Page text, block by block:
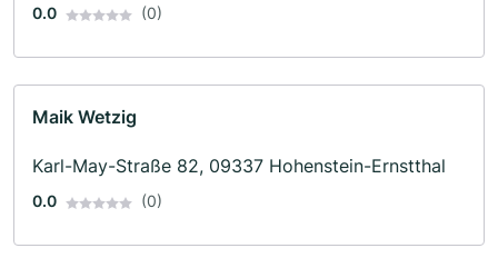
0.0 (0)
Maik Wetzig
Karl-May-Straße 82, 09337 Hohenstein-Ernstthal
0.0 (0)